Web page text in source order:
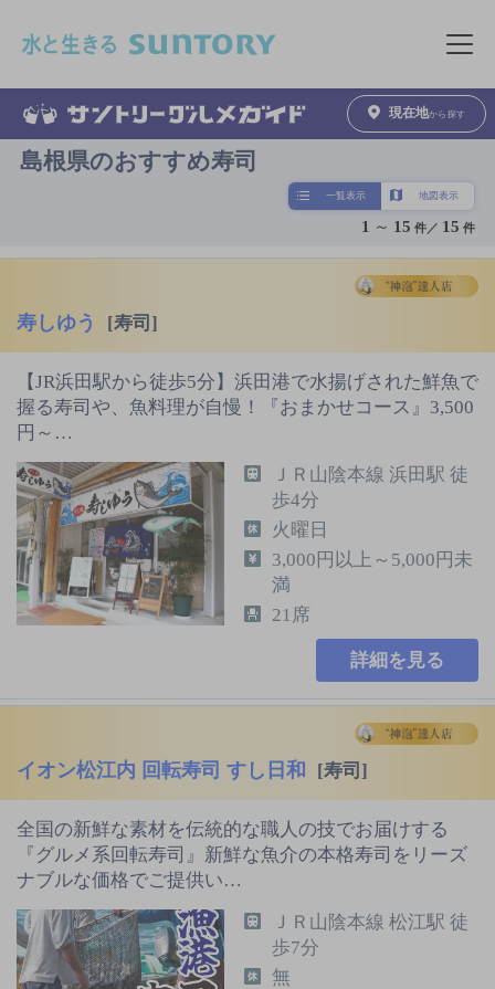
メニュ
現在地から探す
島根県のおすすめ寿司
一覧表示 地図表示
1 ～ 15 件／ 15 件
寿しゆう [寿司]
【JR浜田駅から徒歩5分】浜田港で水揚げされた鮮魚で
握る寿司や、魚料理が自慢！『おまかせコース』3,500
円～…
ＪＲ山陰本線 浜田駅 徒
歩4分
火曜日
3,000円以上～5,000円未
満
21席
詳細を見る
イオン松江内 回転寿司 すし日和 [寿司]
全国の新鮮な素材を伝統的な職人の技でお届けする
『グルメ系回転寿司』新鮮な魚介の本格寿司をリーズ
ナブルな価格でご提供い…
ＪＲ山陰本線 松江駅 徒
歩7分
無